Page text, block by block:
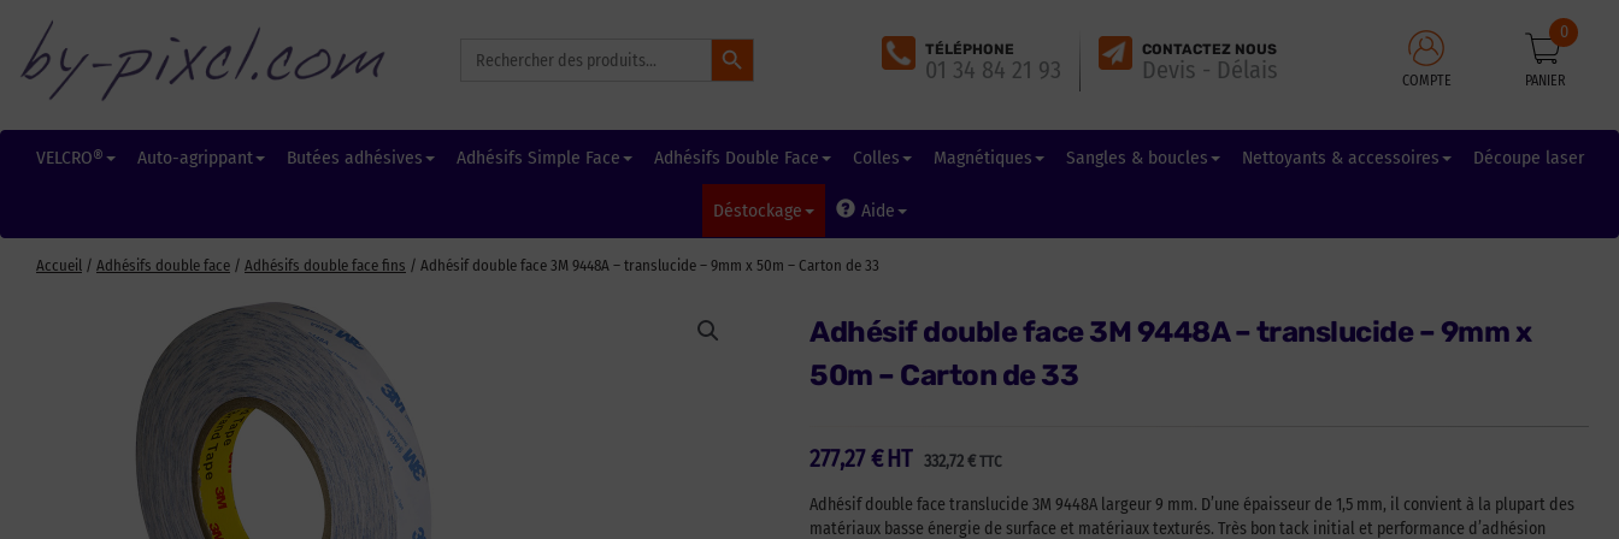
for:
Search Button
TÉLÉPHONE
01 34 84 21 93
CONTACTEZ NOUS
Devis - Délais COMPTE PANIER
0
VELCRO® Auto-agrippant Butées adhésives Adhésifs Simple Face Adhésifs Double Face Colles Magnétiques Sangles & boucles Nettoyants & accessoires Découpe laser
Déstockage Aide
Accueil / Adhésifs double face / Adhésifs double face fins / Adhésif double face 3M 9448A – translucide – 9mm x 50m – Carton de 33
Adhésif double face 3M 9448A – translucide – 9mm x
50m – Carton de 33
277,27€ 332,72€ TTC
HT
Adhésif double face translucide 3M 9448A largeur 9 mm. D’une épaisseur de 1,5 mm, il convient à la plupart des
matériaux basse énergie de surface et matériaux texturés. Très bon tack initial et performance d’adhésion